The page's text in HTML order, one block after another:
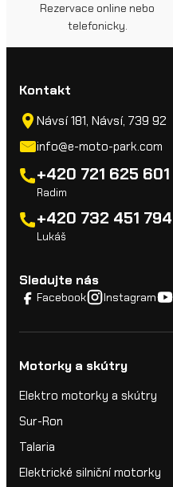
Rezervace online nebo
telefonicky.
Kontakt
Návsí 181, Návsí, 739 92
info@e-moto-park.com
+420 721 625 601
Radim
+420 732 451 794
Lukáš
Sledujte nás
Facebook Instagram
Motorky a skútry
Elektro motorky a skútry
Sur-Ron
Talaria
Elektrické silniční motorky